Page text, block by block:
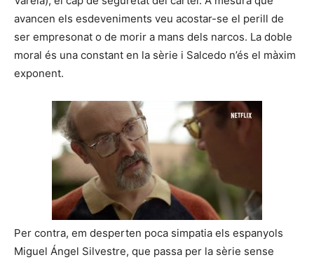
avancen els esdeveniments veu acostar-se el perill de
ser empresonat o de morir a mans dels narcos. La doble
moral és una constant en la sèrie i Salcedo n’és el màxim
exponent.
Per contra, em desperten poca simpatia els espanyols
Miguel Ángel Silvestre, que passa per la sèrie sense